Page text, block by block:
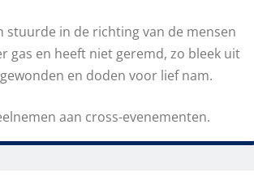
stuurde in de richting van de mensen
gas en heeft niet geremd, zo bleek uit
en doden voor lief nam.
aan cross-evenementen.